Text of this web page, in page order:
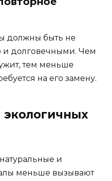
должны быть не
и долговечными. Чем
тем меньше
на его замену.
и
меньше вызывают